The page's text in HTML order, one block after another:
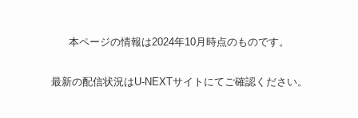
本ページの情報は2024年10月時点のものです。
最新の配信状況はU-NEXTサイトにてご確認ください。